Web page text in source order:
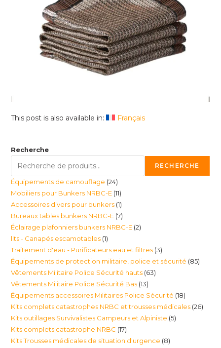
This post is also available in: Français
Recherche
RECHERCHE
Équipements de camouflage 2424
produits
Mobiliers pour Bunkers NRBC-E 1111
produits
Accessoires divers pour bunkers 11
produit
Bureaux tables bunkers NRBC-E 77
produits
Éclairage plafonniers bunkers NRBC-E 22
lits - Canapés escamotables 11
produit
Traitement d'eau - Purificateurs eau et filtres 33
produits
Équipements de protection militaire, police et sécurité 8585
Vêtements Militaire Police Sécurité hauts 6363
Vêtements Militaire Police Sécurité Bas 1313
produits
Équipements accessoires Militaires Police Sécurité 1818
produits
Kits complets catastrophes NRBC et trousses médicales 2626
Kits outillages Survivalistes Campeurs et Alpiniste 55
Kits complets catastrophe NRBC 1717
produits
Kits Trousses médicales de situation d'urgence 88